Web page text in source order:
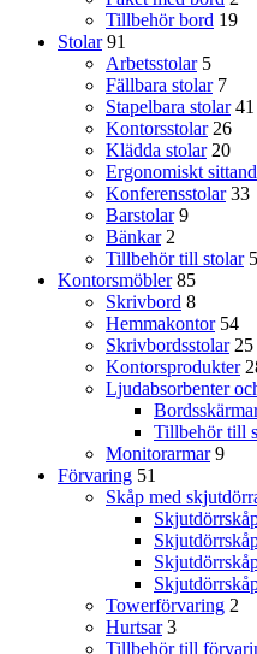
Tillbehör bord 19
Stolar 91
Arbetsstolar 5
Fällbara stolar 7
Stapelbara stolar 41
Kontorsstolar 26
Klädda stolar 20
Ergonomiskt
Konferensstolar 33
Barstolar 9
Bänkar 2
Tillbehör till stolar 5
Kontorsmöbler 85
Skrivbord 8
Hemmakontor 54
Skrivbordsstolar 25
Kontorsprodukter
Ljudabsorbenter
Tillbehör till
Monitorarmar 9
Förvaring 51
Skåp med
Towerförvaring 2
Hurtsar 3
Tillbehör till